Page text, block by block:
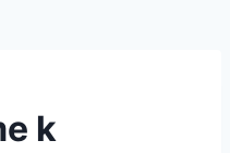
k